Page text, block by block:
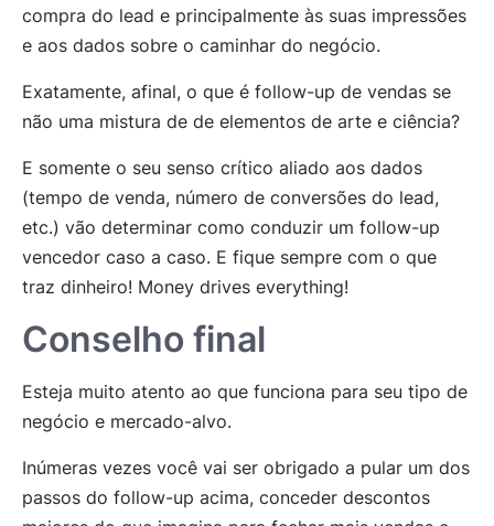
compra do lead e principalmente às suas impressões
e aos dados sobre o caminhar do negócio.
Exatamente, afinal, o que é follow-up de vendas se
não uma mistura de de elementos de arte e ciência?
E somente o seu senso crítico aliado aos dados
(tempo de venda, número de conversões do lead,
etc.) vão determinar como conduzir um follow-up
vencedor caso a caso. E fique sempre com o que
traz dinheiro! Money drives everything!
Conselho final
Esteja muito atento ao que funciona para seu tipo de
negócio e mercado-alvo.
Inúmeras vezes você vai ser obrigado a pular um dos
passos do follow-up acima, conceder descontos